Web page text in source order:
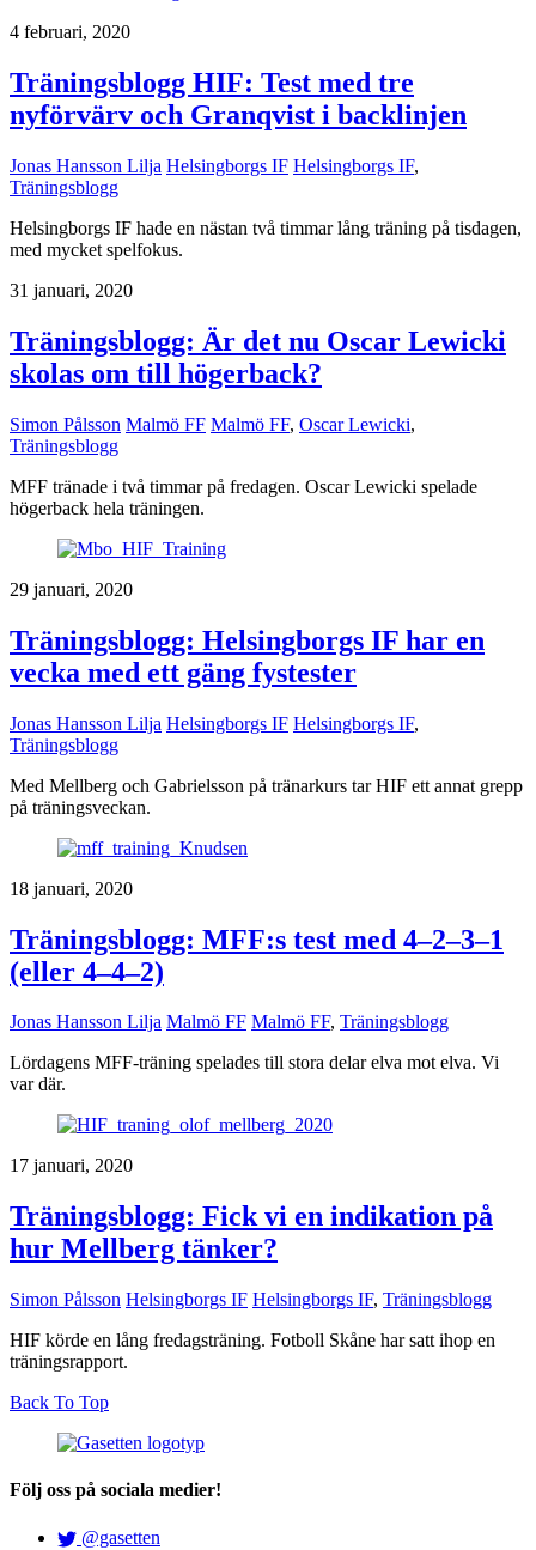
4 februari, 2020
Träningsblogg HIF: Test med tre
nyförvärv och Granqvist i backlinjen
Jonas Hansson Lilja Helsingborgs IF Helsingborgs IF,
Träningsblogg
Helsingborgs IF hade en nästan två timmar lång träning på tisdagen,
med mycket spelfokus.
31 januari, 2020
Träningsblogg: Är det nu Oscar Lewicki
skolas om till högerback?
Simon Pålsson Malmö FF Malmö FF, Oscar Lewicki,
Träningsblogg
MFF tränade i två timmar på fredagen. Oscar Lewicki spelade
högerback hela träningen.
29 januari, 2020
Träningsblogg: Helsingborgs IF har en
vecka med ett gäng fystester
Jonas Hansson Lilja Helsingborgs IF Helsingborgs IF,
Träningsblogg
Med Mellberg och Gabrielsson på tränarkurs tar HIF ett annat grepp
på träningsveckan.
18 januari, 2020
Träningsblogg: MFF:s test med 4–2–3–1
(eller 4–4–2)
Jonas Hansson Lilja Malmö FF Malmö FF, Träningsblogg
Lördagens MFF-träning spelades till stora delar elva mot elva. Vi
var där.
17 januari, 2020
Träningsblogg: Fick vi en indikation på
hur Mellberg tänker?
Simon Pålsson Helsingborgs IF Helsingborgs IF, Träningsblogg
HIF körde en lång fredagsträning. Fotboll Skåne har satt ihop en
träningsrapport.
Back To Top
Följ oss på sociala medier!
@gasetten